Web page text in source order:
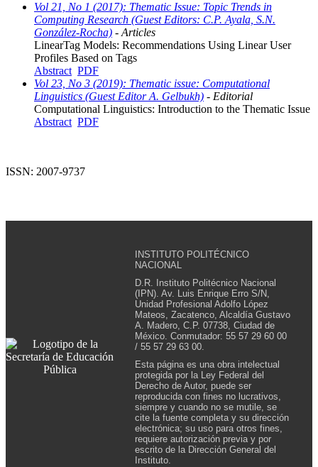
Vol 21, No 1 (2017): Thematic Issue: Topic Trends in
Computing Research (Guest Editors: C.P. Ayala, S.N.
González-Rocha) - Articles
LinearTag Models: Recommendations Using Linear User
Profiles Based on Tags
Abstract PDF
Vol 23, No 3 (2019): Thematic issue: Computational
Linguistics (Guest Editor A. Gelbukh) - Editorial
Computational Linguistics: Introduction to the Thematic Issue
Abstract PDF
ISSN: 2007-9737
INSTITUTO POLITÉCNICO
NACIONAL
D.R. Instituto Politécnico Nacional
(IPN). Av. Luis Enrique Erro S/N,
Unidad Profesional Adolfo López
Mateos, Zacatenco, Alcaldía Gustavo
A. Madero, C.P. 07738, Ciudad de
México. Conmutador: 55 57 29 60 00
/ 55 57 29 63 00.
Esta página es una obra intelectual
protegida por la Ley Federal del
Derecho de Autor, puede ser
reproducida con fines no lucrativos,
siempre y cuando no se mutile, se
cite la fuente completa y su dirección
electrónica; su uso para otros fines,
requiere autorización previa y por
escrito de la Dirección General del
Instituto.